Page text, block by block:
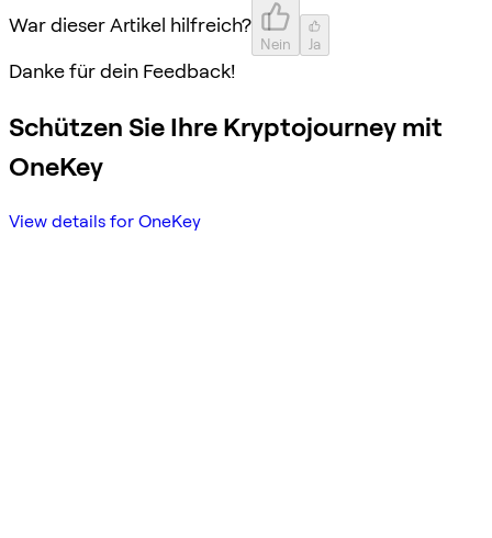
War dieser Artikel hilfreich?
Nein Ja
Danke für dein Feedback!
Schützen Sie Ihre Kryptojourney mit
OneKey
View details for OneKey